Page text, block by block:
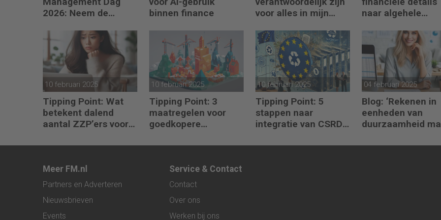
2026: Neem de
binnen finance
voor alles in mijn
naar algehele
10 februari 2025
Tipping Point: Wat
betekent dalend
aantal ZZP’ers voor
10 februari 2025
Tipping Point: 3
maatregelen voor
goedkopere
verduurzamen)
10 februari 2025
Tipping Point: 5
stappen naar
integratie van CSRD,
Taxonomie
04 februari 2025
Blog: ‘Rekenen in
eenheden van
duurzaamheid
Meer FM.nl
Partners en Adverteren
Nieuwsbrieven
Events
Service & Contact
Contact
Over ons
Werken bij ons